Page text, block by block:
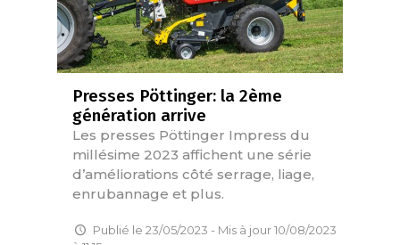
Presses Pöttinger: la 2ème
génération arrive
Les presses Pöttinger Impress du
millésime 2023 affichent une série
d’améliorations côté serrage, liage,
enrubannage et plus.
Publié le 23/05/2023 - Mis à jour 10/08/2023